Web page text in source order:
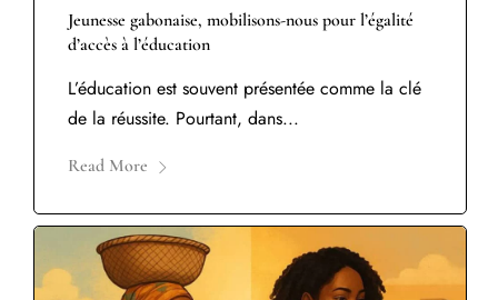
Jeunesse gabonaise, mobilisons-nous pour l’égalité
d’accès à l’éducation
L’éducation est souvent présentée comme la clé
de la réussite. Pourtant, dans...
Read More